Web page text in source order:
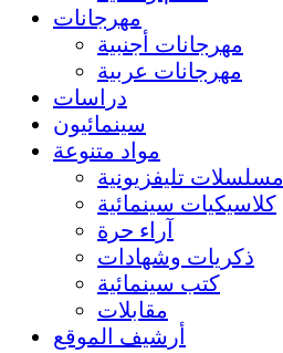
مهرجانات
مهرجانات أجنبية
مهرجانات عربية
دراسات
سينمائيون
مواد متنوعة
مسلسلات تليفزيونية
كلاسيكيات سينمائية
آراء حرة
ذكريات وشهادات
كتب سينمائية
مقابلات
أرشيف الموقع